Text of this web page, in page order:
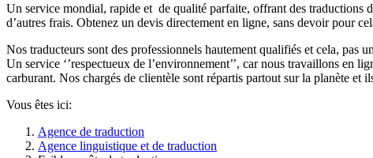
Un service mondial, rapide et de qualité parfaite, offrant des traductions
d’autres frais. Obtenez un devis directement en ligne, sans devoir pour
Nos traducteurs sont des professionnels hautement qualifiés et cela, pas
Un service ‘’respectueux de l’environnement’’, car nous travaillons en
carburant. Nos chargés de clientèle sont répartis partout sur la planète
Vous êtes ici:
Agence de traduction
Agence linguistique et de traduction